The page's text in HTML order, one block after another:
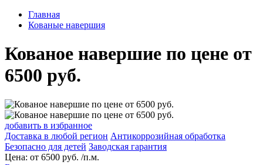
Главная
Кованые навершия
Кованое навершие по цене от
6500 руб.
добавить в избранное
Доставка в любой регион Антикоррозийная обработка
Безопасно для детей Заводская гарантия
Цена: от 6500 руб. /п.м.